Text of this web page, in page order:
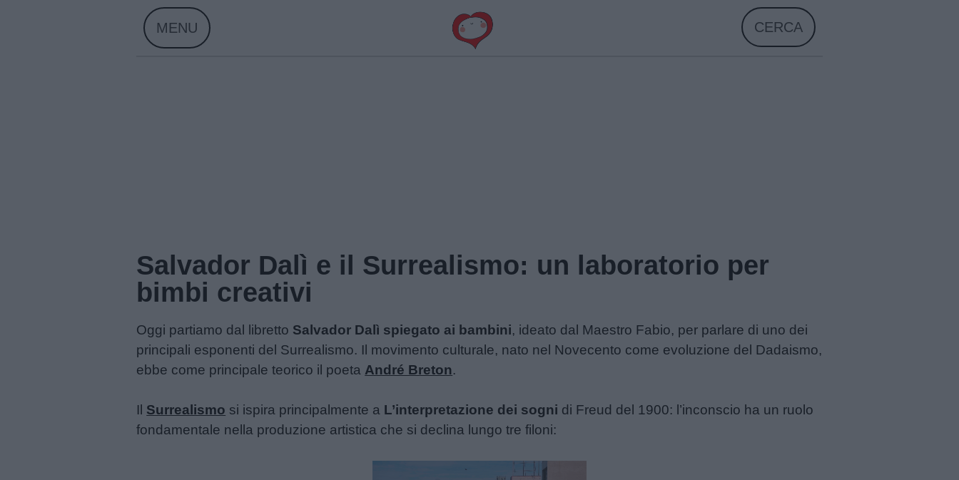
MENU CERCA
Salvador Dalì e il Surrealismo: un laboratorio per
bimbi creativi
Oggi partiamo dal libretto Salvador Dalì spiegato ai bambini, ideato dal Maestro Fabio, per parlare di uno dei
principali esponenti del Surrealismo. Il movimento culturale, nato nel Novecento come evoluzione del Dadaismo,
ebbe come principale teorico il poeta André Breton.
Il Surrealismo si ispira principalmente a L’interpretazione dei sogni di Freud del 1900: l’inconscio ha un ruolo
fondamentale nella produzione artistica che si declina lungo tre filoni: